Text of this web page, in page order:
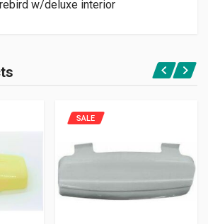
w/deluxe interior
SALE